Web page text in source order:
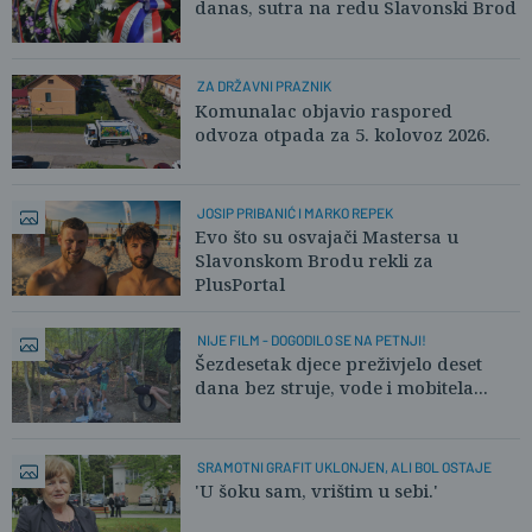
danas, sutra na redu Slavonski Brod
ZA DRŽAVNI PRAZNIK
Komunalac objavio raspored
odvoza otpada za 5. kolovoz 2026.
JOSIP PRIBANIĆ I MARKO REPEK
Evo što su osvajači Mastersa u
Slavonskom Brodu rekli za
PlusPortal
NIJE FILM - DOGODILO SE NA PETNJI!
Šezdesetak djece preživjelo deset
dana bez struje, vode i mobitela...
SRAMOTNI GRAFIT UKLONJEN, ALI BOL OSTAJE
'U šoku sam, vrištim u sebi.'